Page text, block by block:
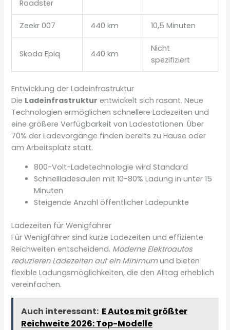
Roadster
Zeekr 007 440 km 10,5 Minuten
Skoda Epiq 440 km
Nicht
spezifiziert
Entwicklung der Ladeinfrastruktur
Die Ladeinfrastruktur entwickelt sich rasant. Neue
Technologien ermöglichen schnellere Ladezeiten und
eine größere Verfügbarkeit von Ladestationen. Über
70% der Ladevorgänge finden bereits zu Hause oder
am Arbeitsplatz statt.
800-Volt-Ladetechnologie wird Standard
Schnellladesäulen mit 10-80% Ladung in unter 15
Minuten
Steigende Anzahl öffentlicher Ladepunkte
Ladezeiten für Wenigfahrer
Für Wenigfahrer sind kurze Ladezeiten und effiziente
Reichweiten entscheidend. Moderne Elektroautos
reduzieren Ladezeiten auf ein Minimumund bieten
flexible Ladungsmöglichkeiten, die den Alltag erheblich
vereinfachen.
Auch interessant: E Autos mit größter
Reichweite 2026: Top-Modelle